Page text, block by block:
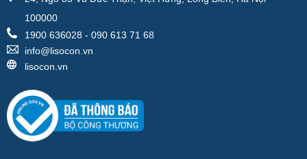
100000
1900 636028 - 090 613 71 68
info@lisocon.vn
lisocon.vn